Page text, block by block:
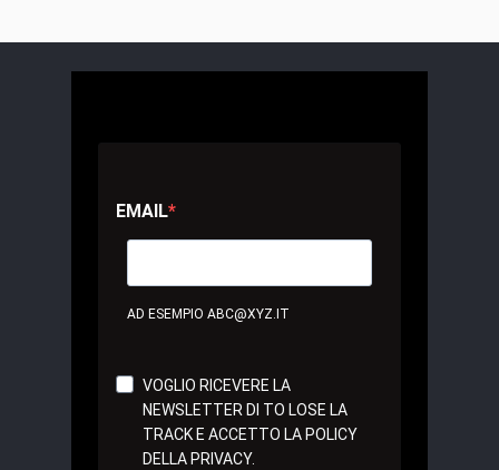
EMAIL
AD ESEMPIO ABC@XYZ.IT
VOGLIO RICEVERE LA
NEWSLETTER DI TO LOSE LA
TRACK E ACCETTO LA POLICY
DELLA PRIVACY.